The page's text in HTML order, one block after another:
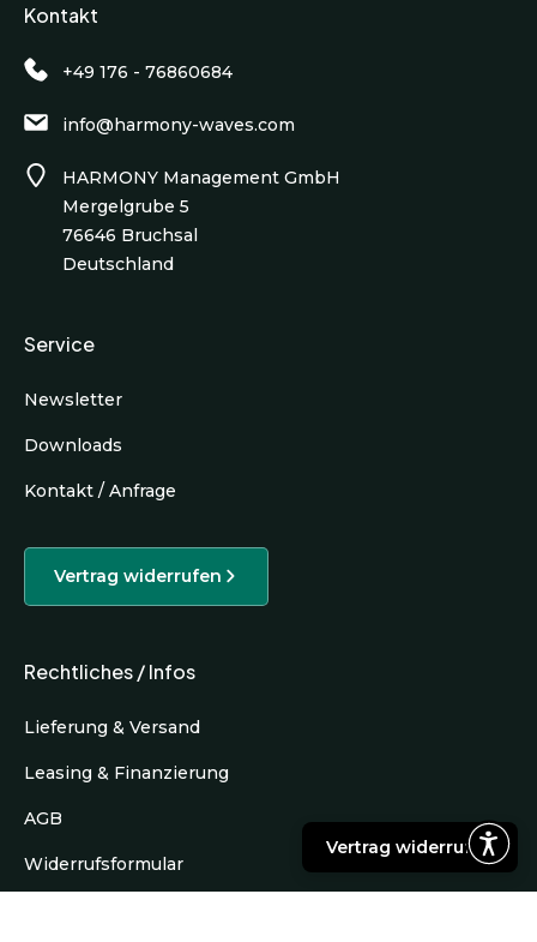
Kontakt
+49 176 - 76860684
info@harmony-waves.com
HARMONY Management GmbH
Mergelgrube 5
76646 Bruchsal
Deutschland
Service
Newsletter
Downloads
Kontakt / Anfrage
Vertrag widerrufen
Rechtliches / Infos
Lieferung & Versand
Leasing & Finanzierung
AGB
Widerrufsformular
Vertrag widerrufen